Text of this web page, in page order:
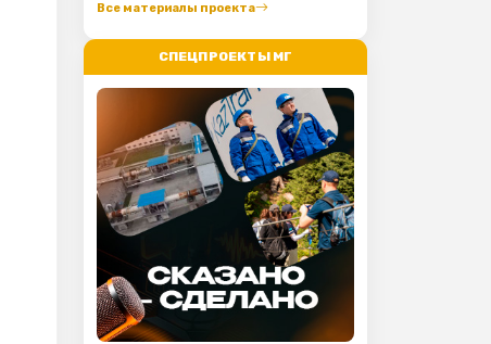
Все материалы проекта
СПЕЦПРОЕКТЫ МГ